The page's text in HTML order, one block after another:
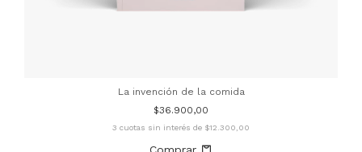
La invención de la comida
$36.900,00
3 cuotas sin interés de $12.300,00